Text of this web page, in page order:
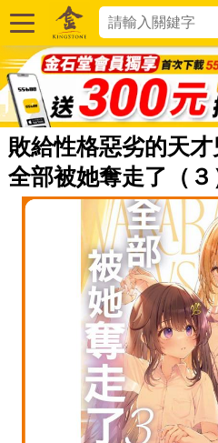
敗給性格惡劣的天
全部被她奪走了（３